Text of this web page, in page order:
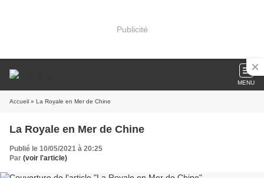
Publicité
MENU
Accueil » La Royale en Mer de Chine
La Royale en Mer de Chine
Publié le 10/05/2021 à 20:25
Par (voir l'article)